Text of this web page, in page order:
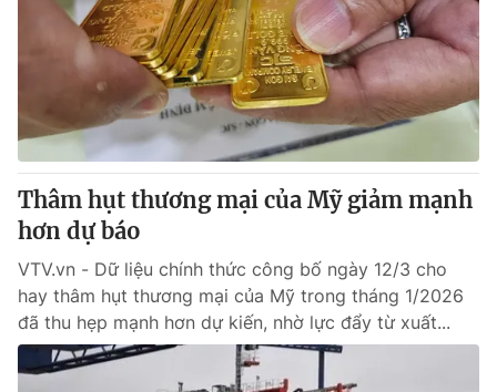
Thâm hụt thương mại của Mỹ giảm mạnh
hơn dự báo
VTV.vn - Dữ liệu chính thức công bố ngày 12/3 cho
hay thâm hụt thương mại của Mỹ trong tháng 1/2026
đã thu hẹp mạnh hơn dự kiến, nhờ lực đẩy từ xuất...